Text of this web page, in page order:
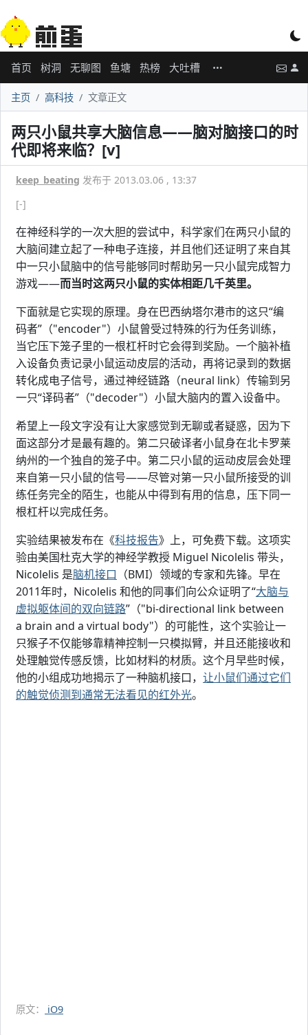
首页 树洞 无聊图 鱼塘 热榜 大吐槽
主页 高科技 文章正文
两只小鼠共享大脑信息——脑对脑接口的时
代即将来临？[v]
keep_beating 发布于 2013.03.06 , 13:37
[-]
在神经科学的一次大胆的尝试中，科学家们在两只小鼠的
大脑间建立起了一种电子连接，并且他们还证明了来自其
中一只小鼠脑中的信号能够同时帮助另一只小鼠完成智力
游戏——而当时这两只小鼠的实体相距几千英里。
下面就是它实现的原理。身在巴西纳塔尔港市的这只“编
码者”（"encoder"）小鼠曾受过特殊的行为任务训练，
当它压下笼子里的一根杠杆时它会得到奖励。一个脑补植
入设备负责记录小鼠运动皮层的活动，再将记录到的数据
转化成电子信号，通过神经链路（neural link）传输到另
一只“译码者”（"decoder"）小鼠大脑内的置入设备中。
希望上一段文字没有让大家感觉到无聊或者疑惑，因为下
面这部分才是最有趣的。第二只破译者小鼠身在北卡罗莱
纳州的一个独自的笼子中。第二只小鼠的运动皮层会处理
来自第一只小鼠的信号——尽管对第一只小鼠所接受的训
练任务完全的陌生，也能从中得到有用的信息，压下同一
根杠杆以完成任务。
实验结果被发布在《科技报告》上，可免费下载。这项实
验由美国杜克大学的神经学教授 Miguel Nicolelis 带头，
Nicolelis 是脑机接口 （BMI）领域的专家和先锋。早在
2011年时，Nicolelis 和他的同事们向公众证明了“大脑与
虚拟躯体间的双向链路”（"bi-directional link between
a brain and a virtual body"）的可能性，这个实验让一
只猴子不仅能够靠精神控制一只模拟臂，并且还能接收和
处理触觉传感反馈，比如材料的材质。这个月早些时候，
他的小组成功地揭示了一种脑机接口， 让小鼠们通过它们
的触觉侦测到通常无法看见的红外光。
原文： iO9